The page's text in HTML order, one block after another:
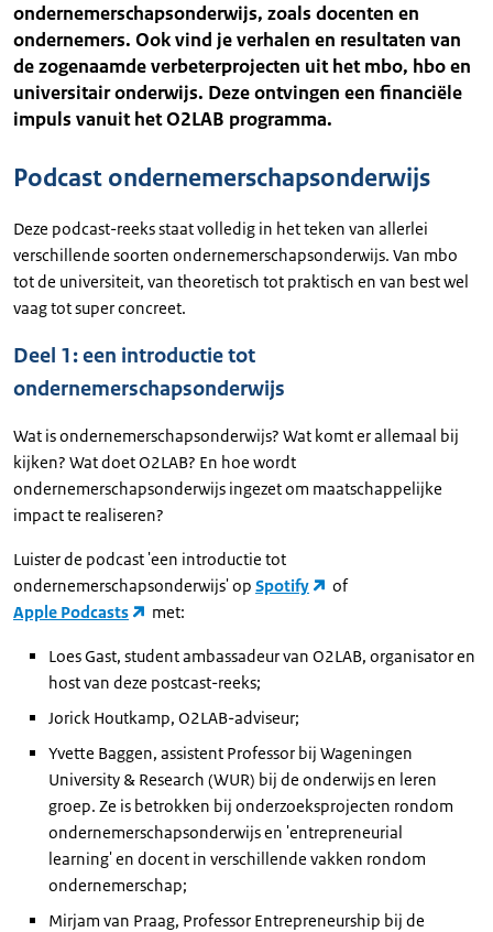
ondernemerschapsonderwijs, zoals docenten en
ondernemers. Ook vind je verhalen en resultaten van
de zogenaamde verbeterprojecten uit het mbo, hbo en
universitair onderwijs. Deze ontvingen een financiële
impuls vanuit het O2LAB programma.
Podcast ondernemerschapsonderwijs
Deze podcast-reeks staat volledig in het teken van allerlei
verschillende soorten ondernemerschapsonderwijs. Van mbo
tot de universiteit, van theoretisch tot praktisch en van best wel
vaag tot super concreet.
Deel 1: een introductie tot
ondernemerschapsonderwijs
Wat is ondernemerschapsonderwijs? Wat komt er allemaal bij
kijken? Wat doet O2LAB? En hoe wordt
ondernemerschapsonderwijs ingezet om maatschappelijke
impact te realiseren?
Luister de podcast 'een introductie tot
ondernemerschapsonderwijs' op Spotify
of
Apple Podcasts
met:
Loes Gast, student ambassadeur van O2LAB, organisator en
host van deze postcast-reeks;
Jorick Houtkamp, O2LAB-adviseur;
Yvette Baggen, assistent Professor bij Wageningen
University & Research (WUR) bij de onderwijs en leren
groep. Ze is betrokken bij onderzoeksprojecten rondom
ondernemerschapsonderwijs en 'entrepreneurial
learning' en docent in verschillende vakken rondom
ondernemerschap;
Mirjam van Praag, Professor Entrepreneurship bij de